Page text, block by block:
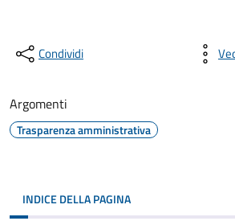
Condividi
Argomenti
Trasparenza amministrativa
INDICE DELLA PAGINA